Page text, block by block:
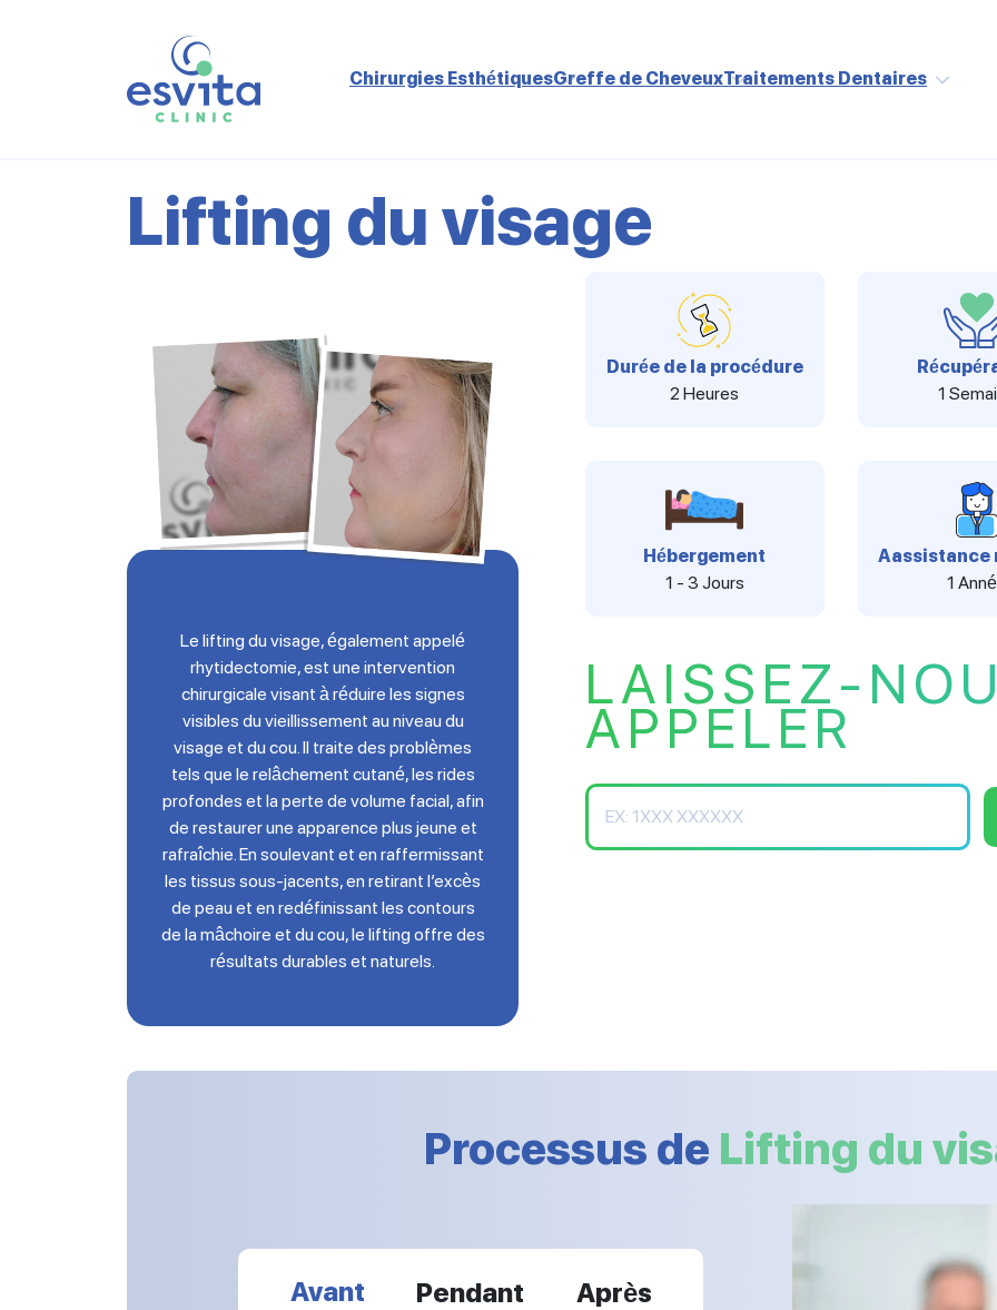
Chirurgies EsthétiquesGreffe de CheveuxTraitements Dentaires
Lifting du visage
Le lifting du visage, également appelé
rhytidectomie, est une intervention
chirurgicale visant à réduire les signes
visibles du vieillissement au niveau du
visage et du cou. Il traite des problèmes
tels que le relâchement cutané, les rides
profondes et la perte de volume facial, afin
de restaurer une apparence plus jeune et
rafraîchie. En soulevant et en raffermissant
les tissus sous-jacents, en retirant l’excès
de peau et en redéfinissant les contours
de la mâchoire et du cou, le lifting offre des
résultats durables et naturels.
Durée de la procédure
2 Heures
1
Hébergement
1 - 3 Jours
Aassistance
1
LAISSEZ-
APPELER
Processus de Lifting du
Avant Pendant Après